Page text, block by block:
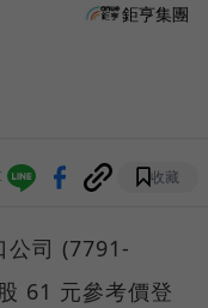
鉅亨集團
收藏
公司 (7791-
61 元參考價登